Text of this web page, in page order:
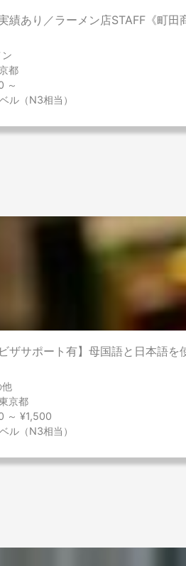
績あり／ラーメン店STAFF《町
都
～
ル（N3相当）
ザサポート有】母国語と日本語
他
京都
～ ¥1,500
ル（N3相当）